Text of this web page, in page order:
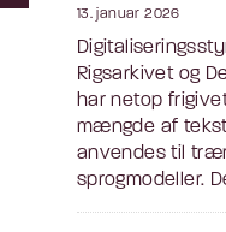
13. januar 2026
Rigsarkivet og
har netop
mængde af
anvendes til
sprogmodeller.